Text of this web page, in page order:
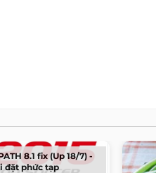
8.1 fix (Up 18/7) -
đặt phức tạp